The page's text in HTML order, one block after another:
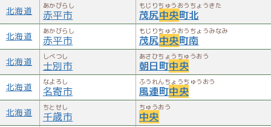
北海道 あかびらし
赤平市
もじりちゅうおうちょうきた
茂尻中央町北
北海道 あかびらし
赤平市
もじりちゅうおうちょうみなみ
茂尻中央町南
北海道 しべつし
士別市
あさひちょうちゅうおう
朝日町中央
北海道 なよろし
名寄市
ふうれんちょうちゅうおう
風連町中央
北海道 ちとせし
千歳市
ちゅうおう
中央